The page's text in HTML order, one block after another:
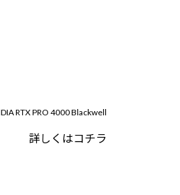
RTX PRO 4000 Blackwell
詳しくはコチラ